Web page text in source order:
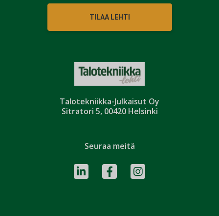
Talotekniikka-Julkaisut Oy
Sitratori 5, 00420 Helsinki
TILAA LEHTI
Seuraa meitä